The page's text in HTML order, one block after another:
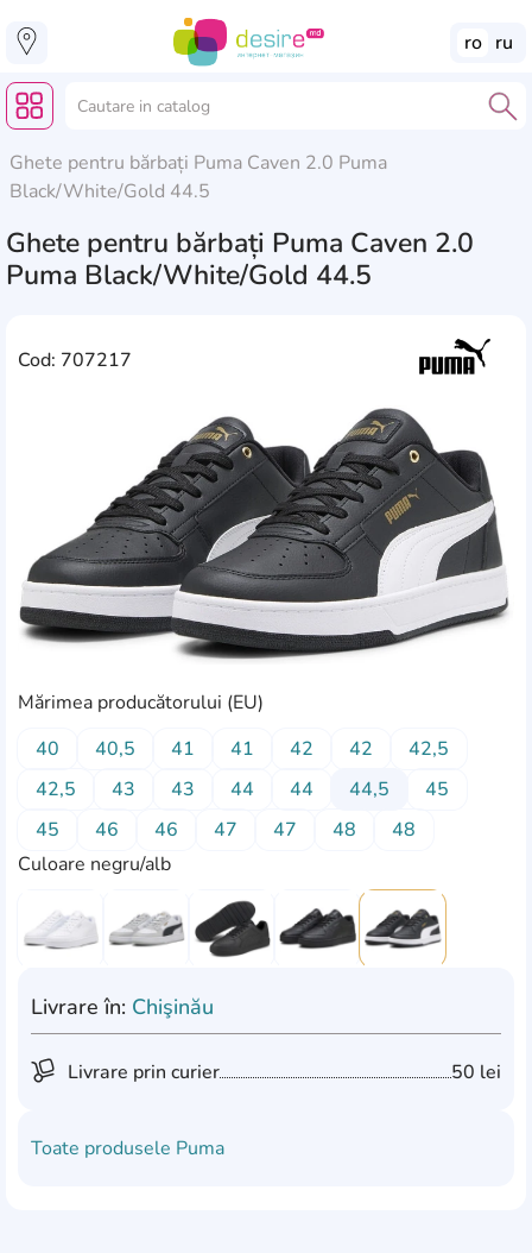
ro ru
Ghete pentru bărbați Puma Caven 2.0 Puma
Black/White/Gold 44.5
Ghete pentru bărbați Puma Caven 2.0
Puma Black/White/Gold 44.5
Cod: 707217
Culoare negru/alb
Mărimea producătorului (EU)
40
40,5 41 41 42 42
42,5
42,5
43 43 44 44 44,5
45
45
46 46 47 47 48 48
Livrare în: Chişinău
Livrare prin curier 50 lei
Toate produsele Puma